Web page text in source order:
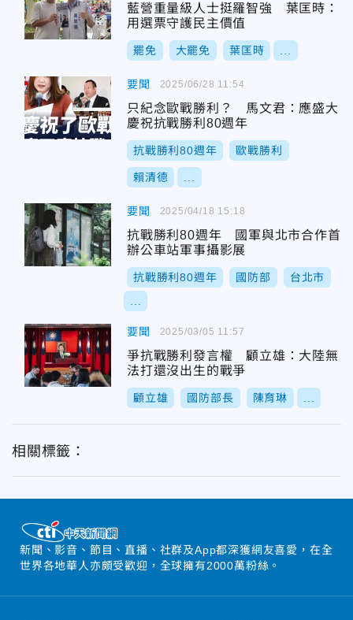
藍營重量級人士挺羅智強 葉匡時：
用選票守護民主價值
罷免 大罷免 葉匡時
要聞
只紀念歐戰勝利？ 馬文君：應盛大
慶祝抗戰勝利80週年
抗戰勝利80週年 歐戰勝利
賴清德
2025/06/28 11:54
要聞
抗戰勝利80週年 國軍與北市合作首
辦公車站軍事攝影展
抗戰勝利80週年 國防部 台北市
2025/04/18 15:18
要聞
爭抗戰勝利發言權 顧立雄：大陸無
法打還沒出生的戰爭
顧立雄 國防部長 陳育琳
2025/03/05 11:57
相關標籤：
新聞、影音、節目、直播、社群及App都深獲網友喜愛，在全
世界各地華人亦頗受歡迎，全球擁有2000萬粉絲。